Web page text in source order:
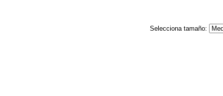
Selecciona tamaño: